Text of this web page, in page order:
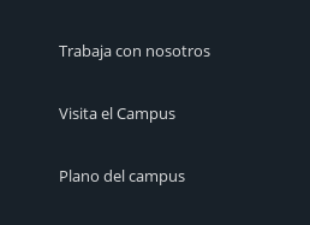
Trabaja con nosotros
Visita el Campus
Plano del campus